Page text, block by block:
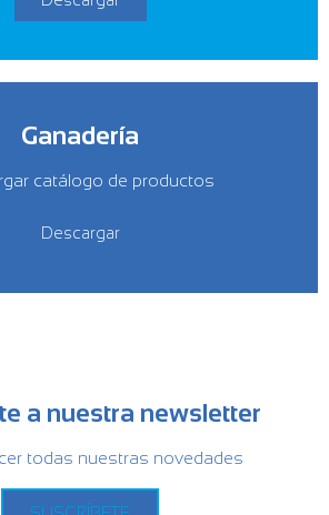
Ganadería
catálogo de productos
Descargar
a nuestra newsletter
todas nuestras novedades